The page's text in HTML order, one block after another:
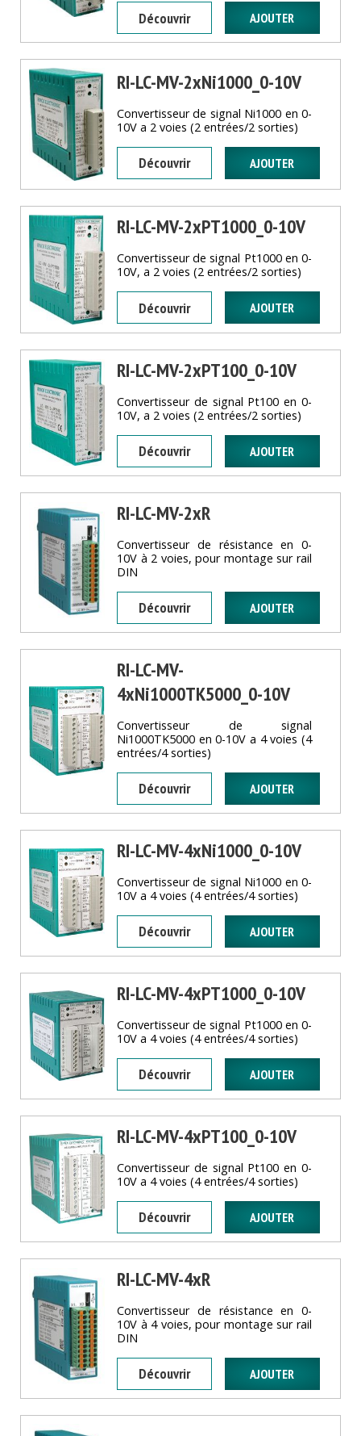
Découvrir
RI-LC-MV-2xNi1000_0-10V
Convertisseur de signal Ni1000 en 0-
10V a 2 voies (2 entrées/2 sorties)
Découvrir
RI-LC-MV-2xPT1000_0-10V
Convertisseur de signal Pt1000 en 0-
10V, a 2 voies (2 entrées/2 sorties)
Découvrir
RI-LC-MV-2xPT100_0-10V
Convertisseur de signal Pt100 en 0-
10V, a 2 voies (2 entrées/2 sorties)
Découvrir
RI-LC-MV-2xR
Convertisseur de résistance en 0-
10V à 2 voies, pour montage sur rail
DIN
Découvrir
RI-LC-MV-
4xNi1000TK5000_0-10V
Convertisseur de signal
Ni1000TK5000 en 0-10V a 4 voies (4
entrées/4 sorties)
Découvrir
RI-LC-MV-4xNi1000_0-10V
Convertisseur de signal Ni1000 en 0-
10V a 4 voies (4 entrées/4 sorties)
Découvrir
RI-LC-MV-4xPT1000_0-10V
Convertisseur de signal Pt1000 en 0-
10V a 4 voies (4 entrées/4 sorties)
Découvrir
RI-LC-MV-4xPT100_0-10V
Convertisseur de signal Pt100 en 0-
10V a 4 voies (4 entrées/4 sorties)
Découvrir
RI-LC-MV-4xR
Convertisseur de résistance en 0-
10V à 4 voies, pour montage sur rail
DIN
Découvrir